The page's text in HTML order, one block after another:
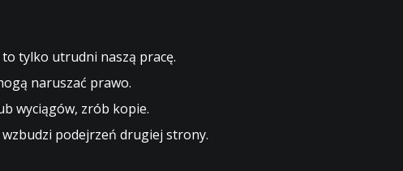
tylko utrudni naszą pracę.
naruszać prawo.
wyciągów, zrób kopie.
podejrzeń drugiej strony.